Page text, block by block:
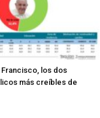
Francisco, los dos
más creíbles de